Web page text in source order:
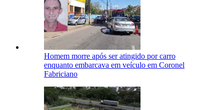
Homem morre após ser atingido por carro
enquanto embarcava em veículo em Coronel
Fabriciano